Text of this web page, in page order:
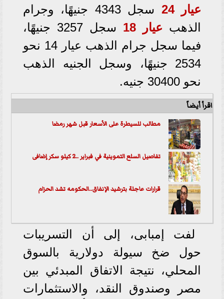
عيار 24
سجل 4343 جنيهًا، وجرام
الذهب عيار 18
سجل 3257 جنيهًا،
فيما سجل جرام الذهب عيار 14 نحو
2534 جنيهًا، وسجل الجنيه الذهب
نحو 30400 جنيه.
اقرأ أيضاً
مطالب للسيطرة على الأسعار قبل شهر رمضا
تفاصيل السلع التموينية في فبراير ..2 كيلو سكر إضافى
قرارات عاجلة بترشيد الإنفاق..الحكومه تشد الحزام
لفت إمبابى، إلى أن التسريبات
حول ضخ سيولة دولارية بالسوق
المحلي، نتيجة الاتفاق المبدئي بين
مصر وصندوق النقد، والاستثمارات